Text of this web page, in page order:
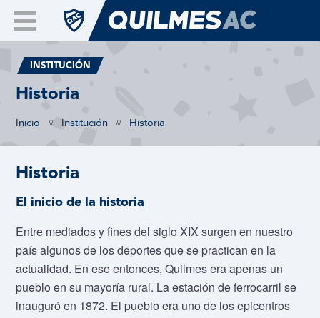
INSTITUCIÓN
Historia
Inicio /// Institución /// Historia
Historia
El inicio de la historia
Entre mediados y fines del siglo XIX surgen en nuestro
país algunos de los deportes que se practican en la
actualidad. En ese entonces, Quilmes era apenas un
pueblo en su mayoría rural. La estación de ferrocarril se
inauguró en 1872. El pueblo era uno de los epicentros